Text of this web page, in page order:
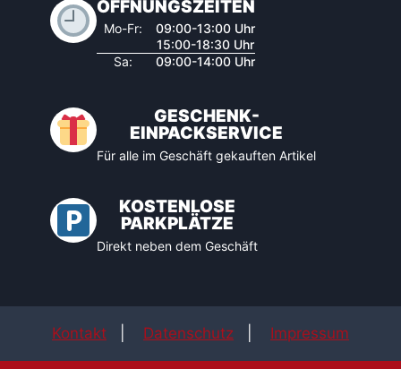
ÖFFNUNGSZEITEN
Mo-Fr:
09:00-13:00 Uhr
15:00-18:30 Uhr
Sa:
09:00-14:00 Uhr
GESCHENK-
EINPACKSERVICE
Für alle im Geschäft gekauften Artikel
KOSTENLOSE
PARKPLÄTZE
Direkt neben dem Geschäft
Kontakt Datenschutz Impressum